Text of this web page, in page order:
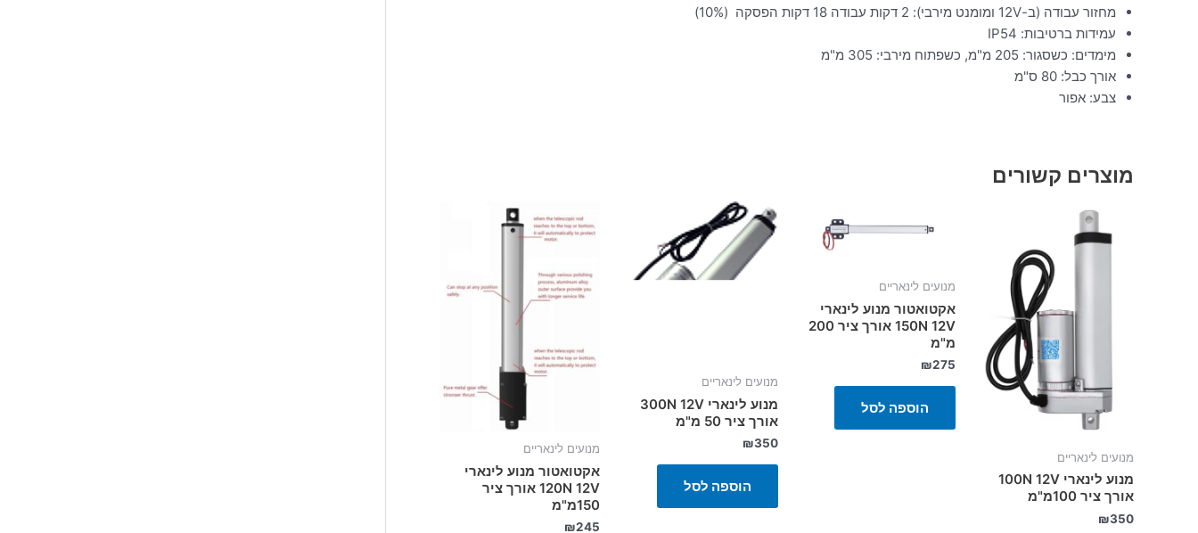
מחזור עבודה (ב-12V ומומנט מירבי): 2 דקות עבודה 18 דקות הפסקה (10%)
עמידות ברטיבות: IP54
מימדים: כשסגור: 205 מ"מ, כשפתוח מירבי: 305 מ"מ
אורך כבל: 80 ס"מ
צבע: אפור
מוצרים קשורים
מנועים לינאריים
מנוע לינארי 100N 12V
אורך ציר 100מ"מ
₪350
מנועים לינאריים
אקטואטור מנוע לינארי
150N 12V אורך ציר 200
מ"מ
₪275
הוספה לסל
מנועים לינאריים
מנוע לינארי 300N 12V
אורך ציר 50 מ"מ
₪350
הוספה לסל
מנועים לינאריים
אקטואטור מנוע לינארי
120N 12V אורך ציר
150מ"מ
₪245